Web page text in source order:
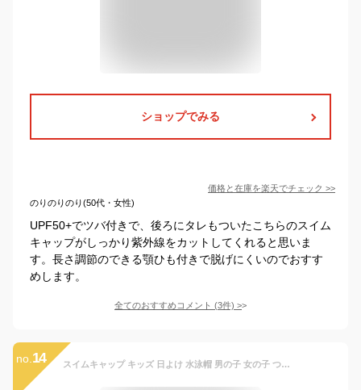
ショップでみる
価格と在庫を楽天でチェック >>
のりのりのり(50代・女性)
UPF50+でツバ付きで、後ろにタレもついたこちらのスイム
キャップがしっかり紫外線をカットしてくれると思いま
す。長さ調節のできる顎ひも付きで脱げにくいのでおすす
めします。
全てのおすすめコメント (3件) >
no. 14 スイムキャップ キッズ 日よけ 水泳帽 男の子 女の子 つば付き UVカット 紫外線カット サイズ調節可能 総柄 レジャー 日焼け対策 海 海水浴 川遊び アウトドア 全5色